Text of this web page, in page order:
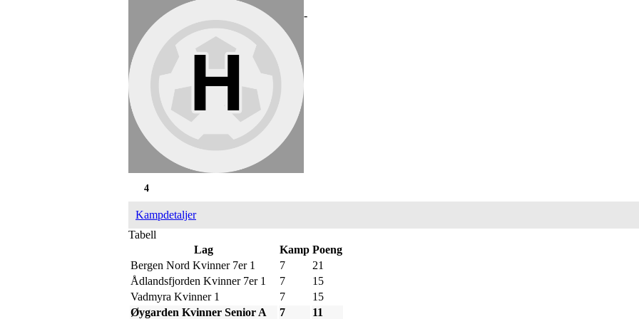
-
4
Kampdetaljer
Tabell
Lag
Kamp Poeng
Bergen Nord Kvinner 7er 1
7
21
Ådlandsfjorden Kvinner 7er 1
7
15
Vadmyra Kvinner 1
7
15
Øygarden Kvinner Senior A
7 11